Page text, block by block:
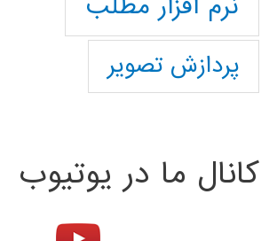
پردازش تصویر
کانال ما در یوتیوب